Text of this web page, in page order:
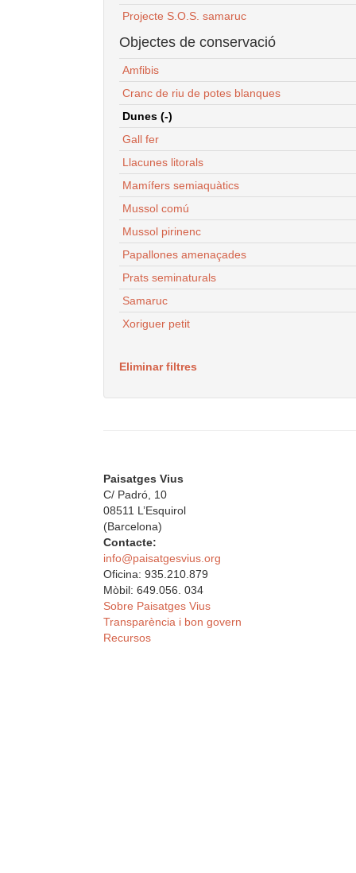
Projecte S.O.S. samaruc
Objectes de conservació
Amfibis
Cranc de riu de potes blanques
Dunes (-)
Gall fer
Llacunes litorals
Mamífers semiaquàtics
Mussol comú
Mussol pirinenc
Papallones amenaçades
Prats seminaturals
Samaruc
Xoriguer petit
Eliminar filtres
Paisatges Vius
C/ Padró, 10
08511 L’Esquirol
(Barcelona)
Contacte:
info@paisatgesvius.org
Oficina: 935.210.879
Mòbil: 649.056. 034
Sobre Paisatges Vius
Transparència i bon govern
Recursos